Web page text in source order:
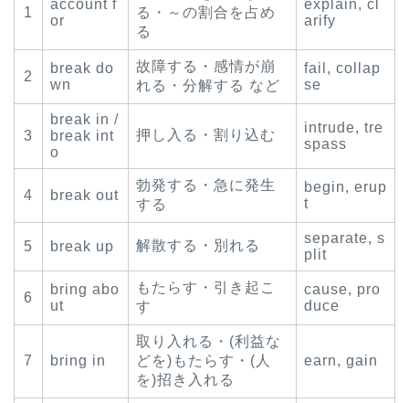
1
account f
or
る・～の割合を占め
る
explain, cl
arify
2
break do
wn
故障する・感情が崩
れる・分解する など
fail, collap
se
3
break in /
break int
o
押し入る・割り込む
intrude, tre
spass
4 break out
勃発する・急に発生
する
begin, erup
t
5 break up 解散する・別れる
separate, s
plit
6
bring abo
ut
もたらす・引き起こ
す
cause, pro
duce
7 bring in
取り入れる・(利益な
どを)もたらす・(人
を)招き入れる
earn, gain